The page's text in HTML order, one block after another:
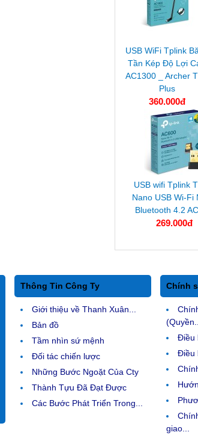
USB WiFi Tplink
Tần Kép Độ Lợi
AC1300 _ Archer
Plus
360.000đ
USB wifi Tplink
Nano USB Wi-Fi
Bluetooth 4.2
269.000đ
Thông Tin Công Ty
Giới thiệu về Thanh Xuân...
Bản đồ
Tầm nhìn sứ mệnh
Đối tác chiến lược
Những Bước Ngoặt Của Cty
Thành Tựu Đã Đạt Được
Các Bước Phát Triển Trong...
Chính
(Quyền...
Điều
Điều
giao...